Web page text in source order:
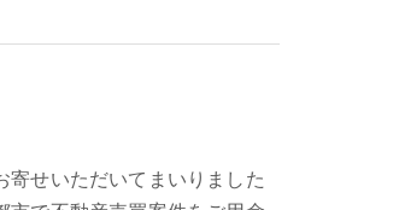
せいただいてまいりました